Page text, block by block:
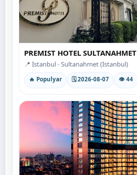
PREMIST HOTEL SULTANAHMET
📍 İstanbul - Sultanahmet (İstanbul)
🔥 Populyar 🗓 2026-08-07 👁 44